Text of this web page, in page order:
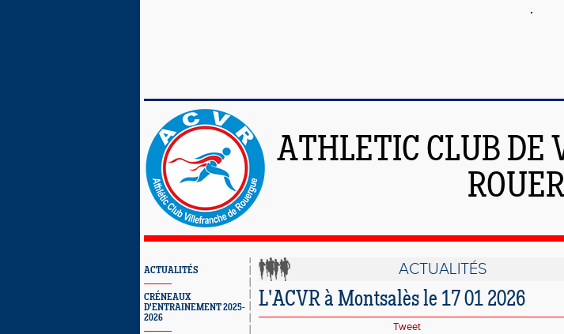
ATHLETIC CLUB DE
ACTUALITÉS
CRÉNEAUX
D'ENTRAINEMENT 2025-
2026
ACTUALITÉS
L'ACVR à Montsalès le 17 01 2026
Tweet